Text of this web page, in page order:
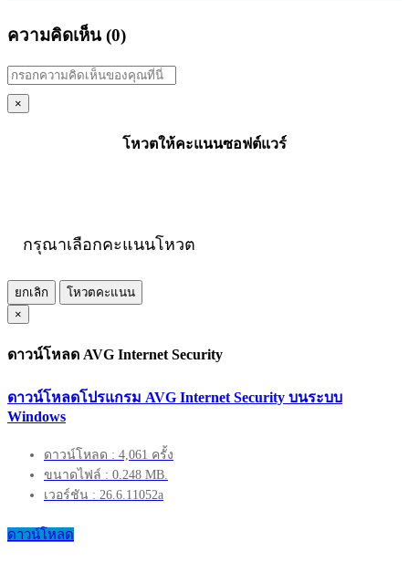
ความคิดเห็น (0)
×
โหวตให้คะแนนซอฟต์แวร์
กรุณาเลือกคะแนนโหวต
ยกเลิก
โหวตคะแนน
×
ดาวน์โหลด AVG Internet Security
ดาวน์โหลดโปรแกรม AVG Internet Security บนระบบ
Windows
ดาวน์โหลด : 4,061 ครั้ง
ขนาดไฟล์ : 0.248 MB.
เวอร์ชัน : 26.6.11052a
ดาวน์โหลด